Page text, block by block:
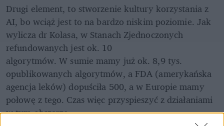
Drugi element, to stworzenie kultury korzystania z
AI, bo wciąż jest to na bardzo niskim poziomie. Jak
wylicza dr Kolasa, w Stanach Zjednoczonych
refundowanych jest ok. 10
algorytmów. W sumie mamy już ok. 8,9 tys.
opublikowanych algorytmów, a FDA (amerykańska
agencja leków) dopuściła 500, a w Europie mamy
połowę z tego. Czas więc przyspieszyć z działaniami
w tym obszarze.